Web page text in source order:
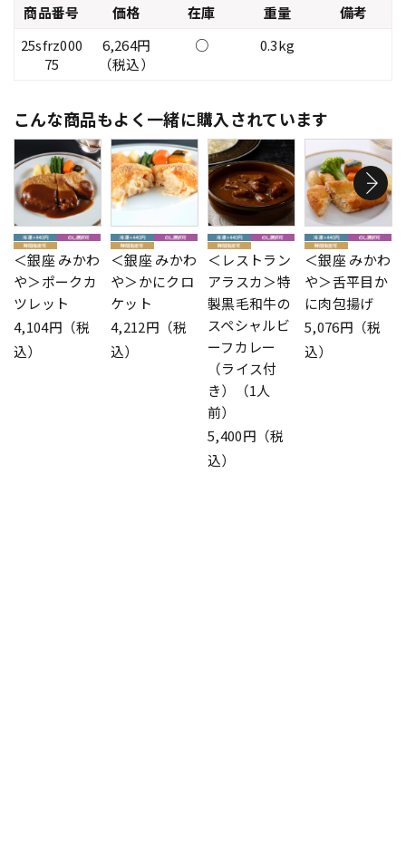
商品番号 価格 在庫 重量
備考
25sfrz000
75
6,264円
（税込）
○ 0.3kg
こんな商品もよく一緒に購入されています
＜銀座 みかわ
や＞ポークカ
ツレット
4,104円（税
込）
＜銀座 みかわ
や＞かにクロ
ケット
4,212円（税
込）
＜レストラン
アラスカ＞特
製黒毛和牛の
スペシャルビ
ーフカレー
（ライス付
き）（1人
前）
5,400円（税
込）
＜銀座 みかわ
や＞舌平目か
に肉包揚げ
5,076円（税
込）